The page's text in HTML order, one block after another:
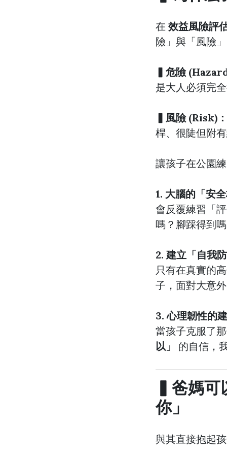
在 效益風險評
險」與「風險
▍危險
是大人必須完
▍風險 (Risk)：
桿、很陡但附
讓孩子在公園
1. 大腦的「安
會反覆練習「
嗎？腳踩得到
2. 建立「自我
只有在真實的
子，面對大意
3. 心理韌性的
當孩子克服了
以」
的自信，
▍爸媽可
你」
與其直接抱起